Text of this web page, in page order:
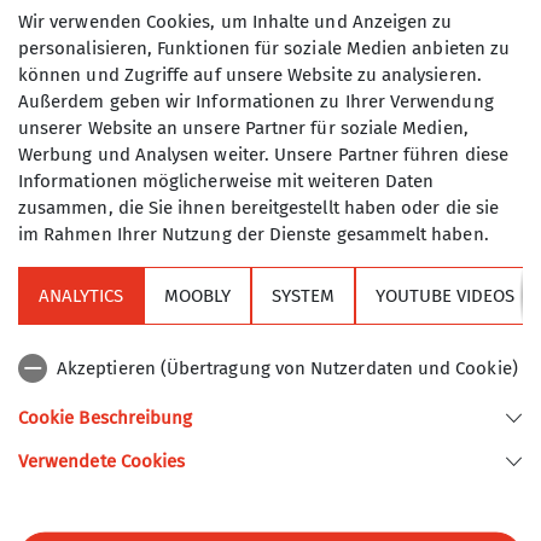
nach unten oder oben. Wir bieten von
der einfachen Wanderung bis zu
anspruchsvollen Touren in den Alpen
ein eigenes Programm. Die Touren
werden als Gemeinschaftstouren nach
den Regeln des Turner-Alpen-
Kränzchens durchgeführt, d.h. es sind
keine Führungstouren.
Maximale Teilnehmeranzahl
15
Alpenverein
Sektion Turner-Alpenkränzchen des Deutschen Alpenvereins e.V.
Wir verwenden Cookies, um Inhalte und Anzeigen zu
personalisieren, Funktionen für soziale Medien anbieten zu
können und Zugriffe auf unsere Website zu analysieren.
Außerdem geben wir Informationen zu Ihrer Verwendung
unserer Website an unsere Partner für soziale Medien,
Werbung und Analysen weiter. Unsere Partner führen diese
Informationen möglicherweise mit weiteren Daten
zusammen, die Sie ihnen bereitgestellt haben oder die sie
im Rahmen Ihrer Nutzung der Dienste gesammelt haben.
ANALYTICS MOOBLY SYSTEM YOUTUBE VIDEOS
Akzeptieren (Übertragung von Nutzerdaten und Cookie)
Cookie Beschreibung
Verwendete Cookies